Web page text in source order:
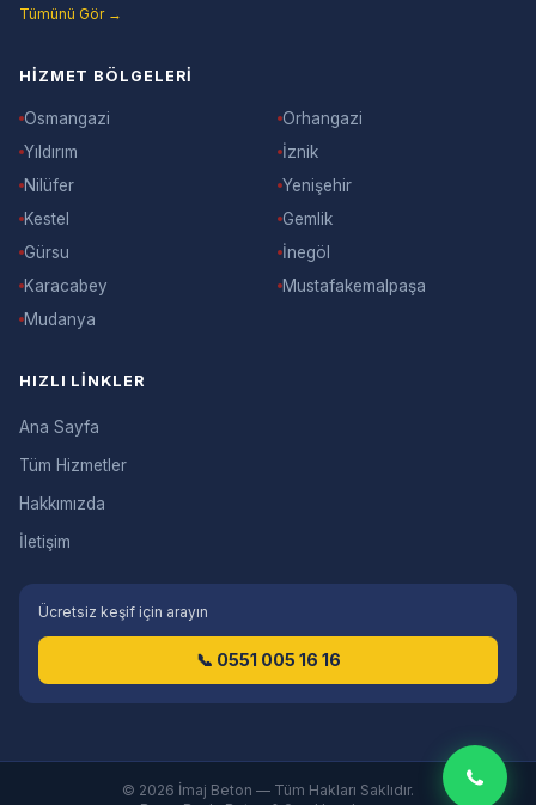
Tümünü Gör →
HIZMET BÖLGELERI
Osmangazi
Yıldırım
Nilüfer
Kestel
Gürsu
Karacabey
Mudanya
Orhangazi
İznik
Yenişehir
Gemlik
İnegöl
Mustafakemalpaşa
HIZLI LINKLER
Ana Sayfa
Tüm Hizmetler
Hakkımızda
İletişim
Ücretsiz keşif için arayın
📞 0551 005 16 16
© 2026 İmaj Beton — Tüm Hakları Saklıdır.